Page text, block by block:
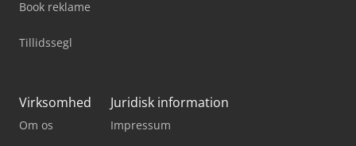
Book reklame
Tillidssegl
Virksomhed
Om os
Juridisk information
Impressum